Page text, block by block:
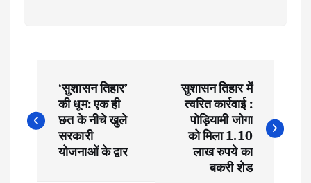
o
‘सुशासन तिहार’
की धूम: एक ही
छत के नीचे खुले
सरकारी
योजनाओं के द्वार
सुशासन तिहार में
त्वरित कार्रवाई :
पोड़ियामी जोगा
को मिला 1.10
लाख रुपये का
बकरी शेड